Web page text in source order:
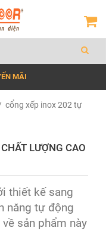
MÃI
cổng xếp inox 202 tự
LƯỢNG CAO
thiết kế sang
năng tự động
sản phẩm này